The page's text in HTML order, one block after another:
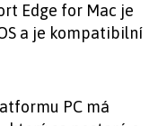
Edge for Mac je
a je kompatibilní
PC má